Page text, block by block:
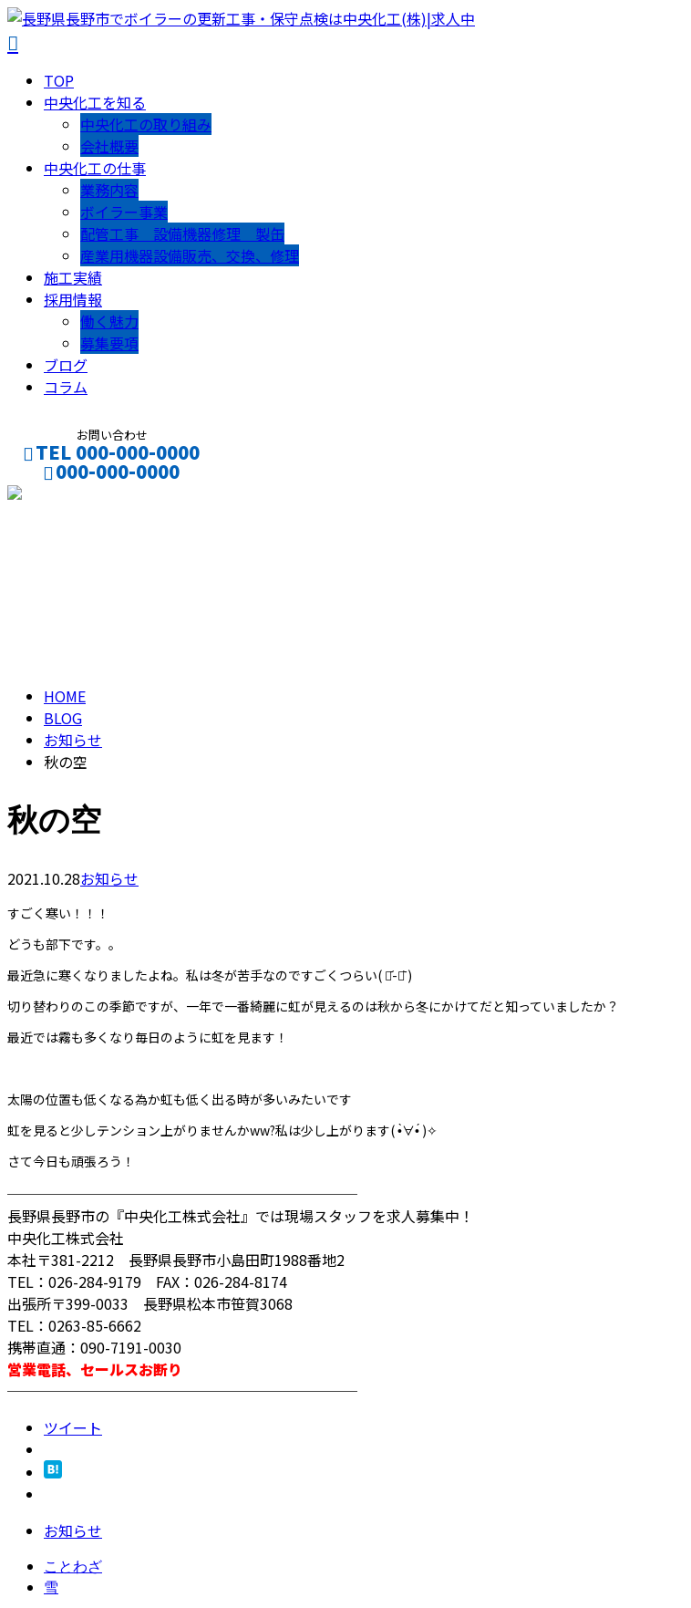
TOP
中央化工を知る
中央化工の取り組み
会社概要
中央化工の仕事
業務内容
ボイラー事業
配管工事 設備機器修理 製缶
産業用機器設備販売、交換、修理
施工実績
採用情報
働く魅力
募集要項
ブログ
コラム
お問い合わせ
TEL 000-000-0000
000-000-0000
HOME
BLOG
お知らせ
秋の空
秋の空
2021.10.28お知らせ
すごく寒い！！！
どうも部下です。。
最近急に寒くなりましたよね。私は冬が苦手なのですごくつらい( ･᷄-･᷅ )
切り替わりのこの季節ですが、一年で一番綺麗に虹が見えるのは秋から冬にかけてだと知っていましたか？
最近では霧も多くなり毎日のように虹を見ます！
太陽の位置も低くなる為か虹も低く出る時が多いみたいです
虹を見ると少しテンション上がりませんかww?私は少し上がります( •̀∀︎•́ )✧︎
さて今日も頑張ろう！
────────────────────────
長野県長野市の『中央化工株式会社』では現場スタッフを求人募集中！
中央化工株式会社
本社〒381-2212 長野県長野市小島田町1988番地2
TEL：026-284-9179 FAX：026-284-8174
出張所〒399-0033 長野県松本市笹賀3068
TEL：0263-85-6662
携帯直通：090-7191-0030
営業電話、セールスお断り
────────────────────────
ツイート
お知らせ
ことわざ
雪